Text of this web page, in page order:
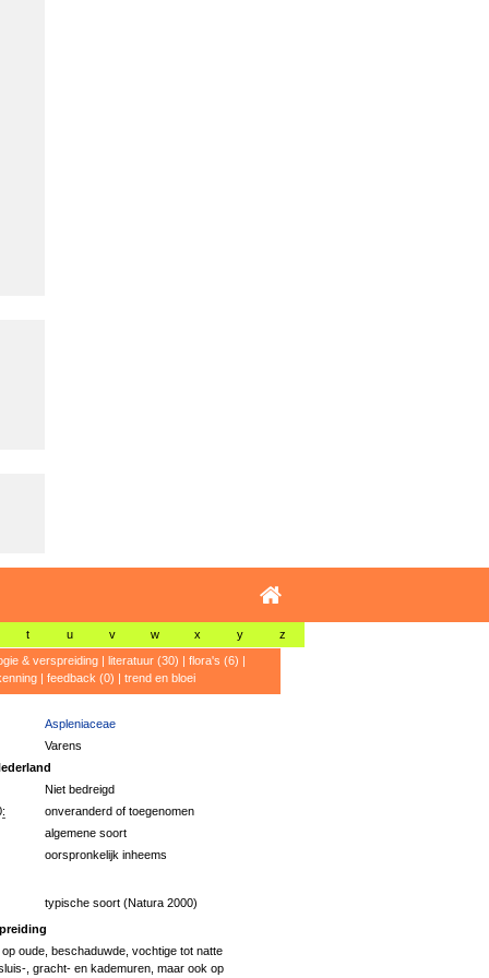
t u v w x y z
& verspreiding| literatuur (30) | flora's (6) |
| feedback (0) | trend en bloei
Aspleniaceae
Varens
Niet bedreigd
onveranderd of toegenomen
algemene soort
oorspronkelijk inheems
typische soort (Natura 2000)
oude, beschaduwde, vochtige tot natte
, gracht- en kademuren, maar ook op